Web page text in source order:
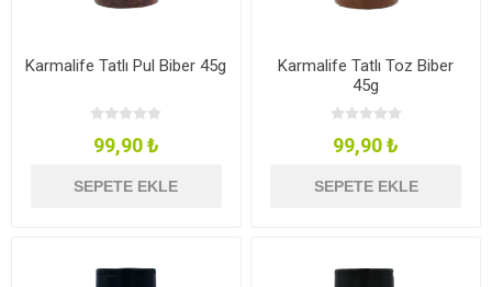
Karmalife Tatlı Pul Biber 45g
99,90 ₺
SEPETE EKLE
Karmalife Tatlı Toz Biber
45g
99,90 ₺
SEPETE EKLE